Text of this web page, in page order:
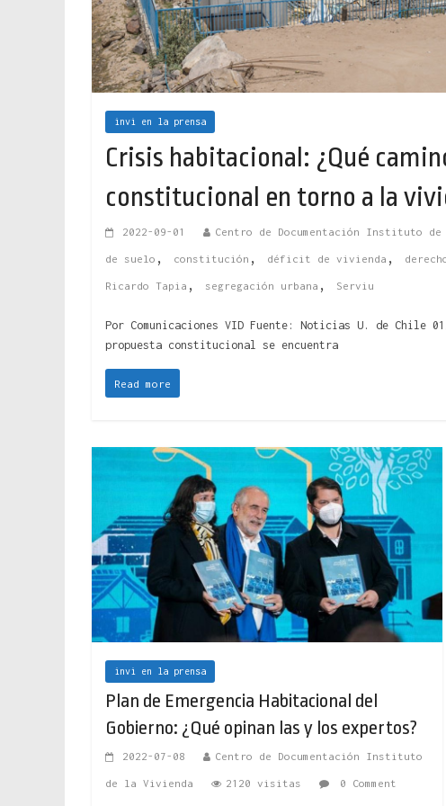
invi en la prensa
Crisis habitacional: ¿Qué
constitucional en torno a la
2022-09-01 Centro de Documentación Instituto
de suelo , constitución , déficit de vivienda ,
Ricardo Tapia , segregación urbana , Serviu
Por Comunicaciones VID Fuente: Noticias U. de Chile
propuesta constitucional se encuentra
Read more
invi en la prensa
Plan de Emergencia Habitacional del
Gobierno: ¿Qué opinan las y los expertos?
2022-07-08 Centro de Documentación Instituto
de la Vivienda 2120 visitas 0 Comment